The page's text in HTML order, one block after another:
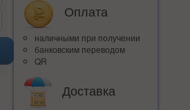
Оплата
наличными при получении
банковским переводом
QR
Доставка